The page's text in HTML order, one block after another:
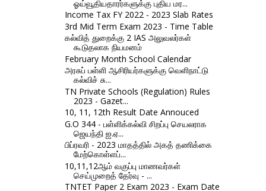
ஓய்வூதியதாரர்களுக்கு புதிய மர...
Income Tax FY 2022 - 2023 Slab Rates
3rd Mid Term Exam 2023 - Time Table
கல்வித் துறைக்கு 2 IAS அலுவலர்கள்
கூடுதலாக நியமனம்
February Month School Calendar
அரசுப் பள்ளி ஆசிரியர்களுக்கு வெளிநாட்டு
கல்விச் சு...
TN Private Schools (Regulation) Rules
2023 - Gazet...
10, 11, 12th Result Date Annouced
G.O 344 - பள்ளிக்கல்வி சிறப்பு செயலராக
ஜெயந்தி ஐ.ஏ...
பிப்ரவரி - 2023 மாதத்தில் அகத் தணிக்கை
மேற்கொள்ளப்...
10,11,12ஆம் வகுப்பு மாணவர்கள்
செய்முறைத் தேர்வு - ...
TNTET Paper 2 Exam 2023 - Exam Date